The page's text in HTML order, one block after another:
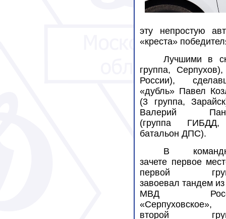
эту непростую
«креста»
Лучшими в
группа,
России),
«дубль» Павел
(3 группа,
Валерий
(группа
батальон ДПС).
В
зачете первое
первой
завоевал тандем
МВД
второй